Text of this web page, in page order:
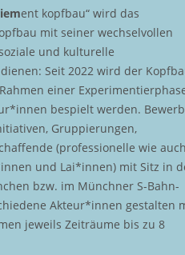
ent kopfbau“ wird das
mit seiner wechselvollen
und kulturelle
Seit 2022 wird der
einer
bespielt werden.
Gruppierungen,
(professionelle wie auch
und Lai*innen) mit Sitz in
bzw. im Münchner S-Bahn-
Akteur*innen gestalten
jeweils Zeiträume bis zu 8